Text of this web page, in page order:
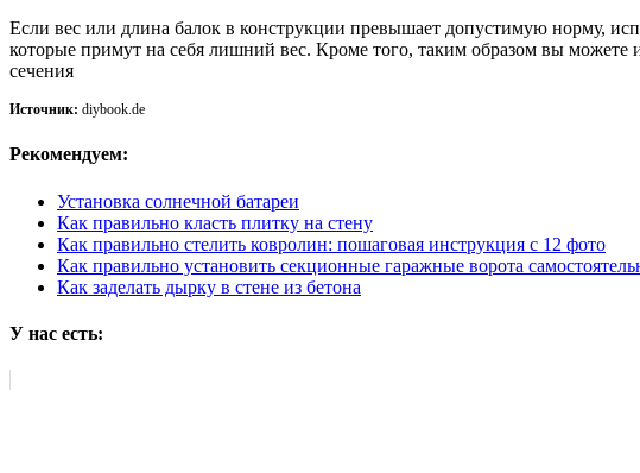
Если вес или длина балок в конструкции превышает допустимую норму,
которые примут на себя лишний вес. Кроме того, таким образом вы можете
сечения
Источник: diybook.de
Рекомендуем:
Установка солнечной батареи
Как правильно класть плитку на стену
Как правильно стелить ковролин: пошаговая инструкция с 12 фото
Как правильно установить секционные гаражные ворота
Как заделать дырку в стене из бетона
У нас есть: